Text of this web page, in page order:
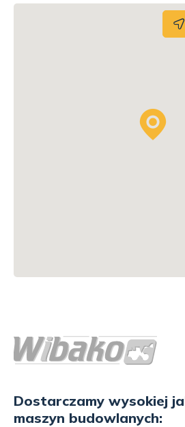
Dostarczamy wysokiej
maszyn budowlanych: